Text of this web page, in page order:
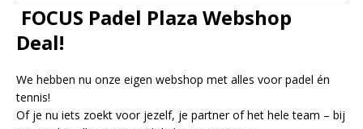
FOCUS Padel Plaza Webshop
Deal!
We hebben nu onze eigen webshop met alles voor padel én
tennis!
Of je nu iets zoekt voor jezelf, je partner of het hele team – bij